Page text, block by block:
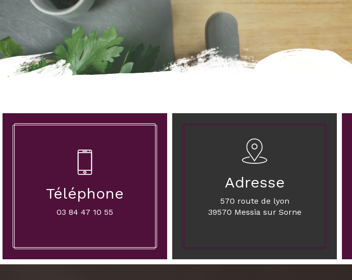
Téléphone
03 84 47 10 55
Adresse
570 route de lyon
39570 Messia sur Sorne